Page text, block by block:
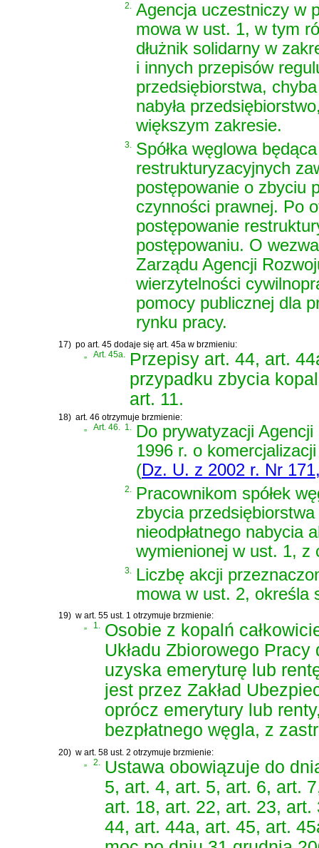
2. Agencja uczestniczy w
mowa w ust. 1, w tym
dłużnik solidarny w
i innych przepisów
przedsiębiorstwa,
nabyła
większym zakresie.
3. Spółka węglowa
restrukturyzacyjnych
postępowanie o zbyciu
czynności prawnej. Po
postępowanie
postępowaniu. O
Zarządu Agencji
wierzytelności
pomocy publicznej dla
rynku pracy.
17) po art. 45 dodaje się art. 45a w brzmieniu:
„
Art. 45a. Przepisy art. 44, art.
przypadku zbycia
art. 11.
18) art. 46 otrzymuje brzmienie:
Art. 46. 1.
Do prywatyzacji
1996 r. o
(Dz. U. z 2002 r. Nr
2.
Pracownikom spółek
zbycia
nieodpłatnego nabycia
wymienionej w ust. 1, z
3.
Liczbę akcji
mowa w ust. 2, określa
19) w art. 55 ust. 1 otrzymuje brzmienie:
„
1. Osobie z kopalń
Układu Zbiorowego
uzyska emeryturę lub
jest przez Zakład
oprócz emerytury lub
bezpłatnego węgla, z
20) w art. 58 ust. 2 otrzymuje brzmienie:
„
2. Ustawa obowiązuje do
5, art. 4, art. 5, art. 6, art.
art. 18, art. 22, art. 23,
44, art. 44a, art. 45, art.